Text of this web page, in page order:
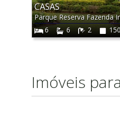
CASAS
Parque Reserva Fazenda
6
6 2
Imóveis